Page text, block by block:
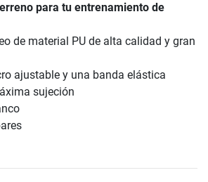
para tu entrenamiento de
de material PU de alta calidad y gran
ajustable y una banda elástica
sujeción